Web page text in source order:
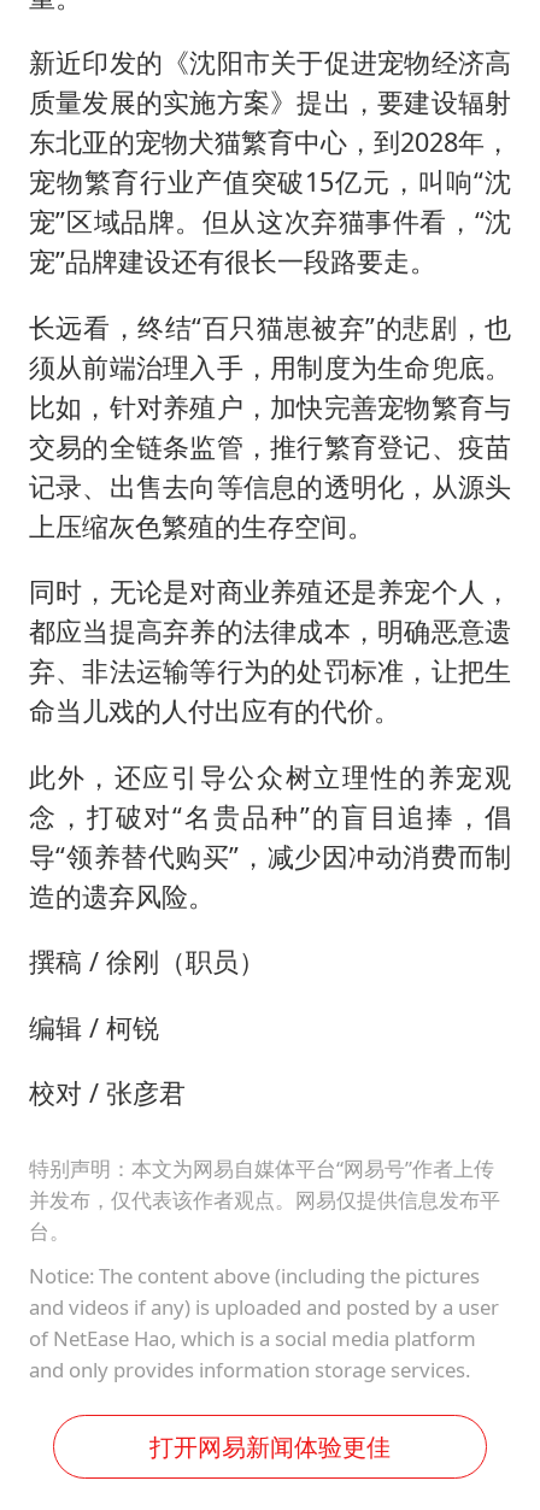
新近印发的《沈阳市关于促进宠物经济高
质量发展的实施方案》提出，要建设辐射
东北亚的宠物犬猫繁育中心，到2028年，
宠物繁育行业产值突破15亿元，叫响“沈
宠”区域品牌。但从这次弃猫事件看，“沈
宠”品牌建设还有很长一段路要走。
长远看，终结“百只猫崽被弃”的悲剧，也
须从前端治理入手，用制度为生命兜底。
比如，针对养殖户，加快完善宠物繁育与
交易的全链条监管，推行繁育登记、疫苗
记录、出售去向等信息的透明化，从源头
上压缩灰色繁殖的生存空间。
同时，无论是对商业养殖还是养宠个人，
都应当提高弃养的法律成本，明确恶意遗
弃、非法运输等行为的处罚标准，让把生
命当儿戏的人付出应有的代价。
此外，还应引导公众树立理性的养宠观
念，打破对“名贵品种”的盲目追捧，倡
导“领养替代购买”，减少因冲动消费而制
造的遗弃风险。
撰稿 / 徐刚（职员）
编辑 / 柯锐
校对 / 张彦君
特别声明：本文为网易自媒体平台“网易号”作者上传
并发布，仅代表该作者观点。网易仅提供信息发布平
台。
Notice: The content above (including the pictures
and videos if any) is uploaded and posted by a user
of NetEase Hao, which is a social media platform
and only provides information storage services.
打开网易新闻体验更佳